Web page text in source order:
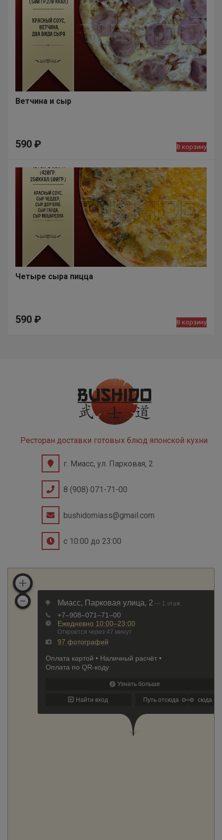
Ветчина и сыр
590 ₽ В корзину
Четыре сыра пицца
590 ₽ В корзину
Ресторан доставки готовых блюд японской кухни
г. Миасс, ул. Парковая, 2
8 (908) 071-71-00
bushidomiass@gmail.com
с 10:00 до 23:00